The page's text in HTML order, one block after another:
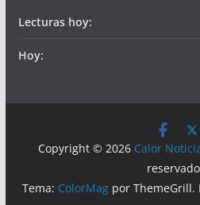
Lecturas hoy:
Hoy:
Copyright © 2026 Calor
Tema: ColorMag por